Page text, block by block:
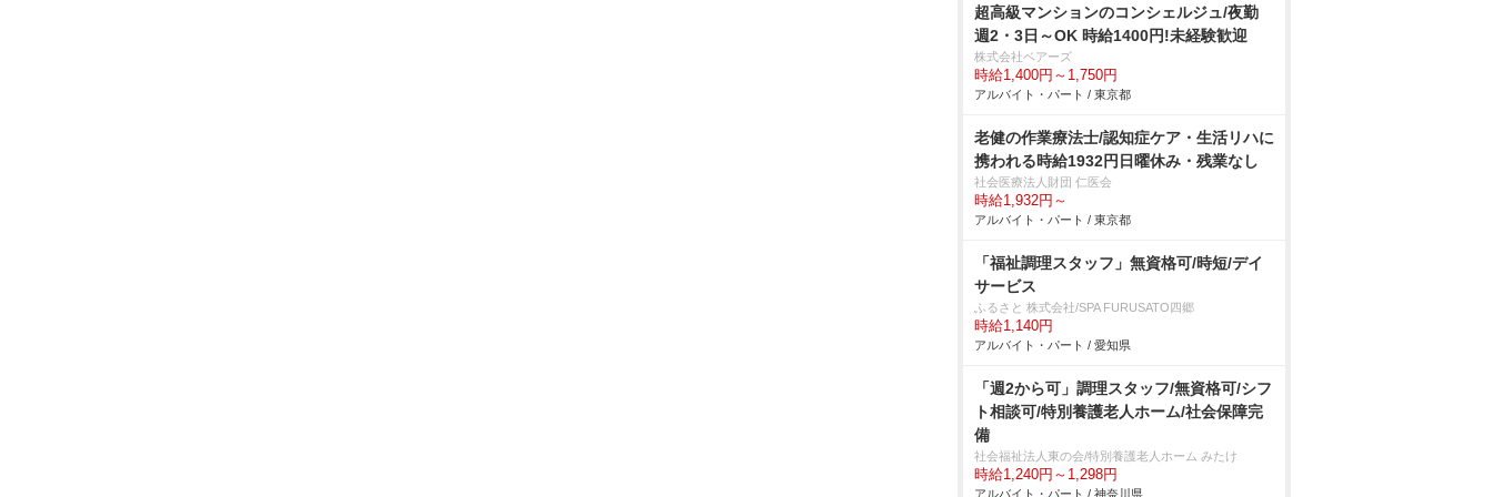
超高級マンションのコンシェルジュ/夜勤
週2・3日～OK 時給1400円!未経験歓迎
株式会社ベアーズ
時給1,400円～1,750円
アルバイト・パート / 東京都
老健の作業療法士/認知症ケア・生活リハに
携われる時給1932円日曜休み・残業なし
社会医療法人財団 仁医会
時給1,932円～
アルバイト・パート / 東京都
「福祉調理スタッフ」無資格可/時短/デイ
サービス
ふるさと 株式会社/SPA FURUSATO四郷
時給1,140円
アルバイト・パート / 愛知県
「週2から可」調理スタッフ/無資格可/シフ
ト相談可/特別養護老人ホーム/社会保障完
備
社会福祉法人東の会/特別養護老人ホーム みたけ
時給1,240円～1,298円
アルバイト・パート / 神奈川県